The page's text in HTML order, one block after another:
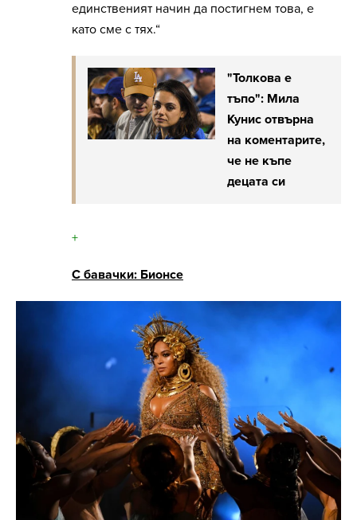
единственият начин да постигнем това, е
като сме с тях.“
"Толкова е
тъпо": Мила
Кунис отвърна
на коментарите,
че не къпе
децата си
+
С бавачки: Бионсе